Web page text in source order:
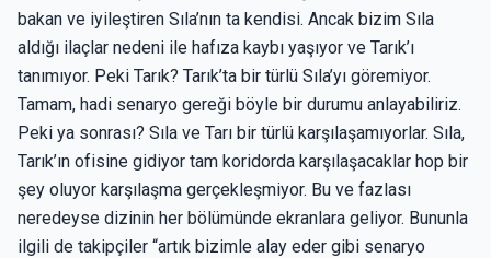
bakan ve iyileştiren Sıla’nın ta kendisi. Ancak bizim Sıla
aldığı ilaçlar nedeni ile hafıza kaybı yaşıyor ve Tarık’ı
tanımıyor. Peki Tarık? Tarık’ta bir türlü Sıla’yı göremiyor.
Tamam, hadi senaryo gereği böyle bir durumu anlayabiliriz.
Peki ya sonrası? Sıla ve Tarı bir türlü karşılaşamıyorlar. Sıla,
Tarık’ın ofisine gidiyor tam koridorda karşılaşacaklar hop bir
şey oluyor karşılaşma gerçekleşmiyor. Bu ve fazlası
neredeyse dizinin her bölümünde ekranlara geliyor. Bununla
ilgili de takipçiler “artık bizimle alay eder gibi senaryo